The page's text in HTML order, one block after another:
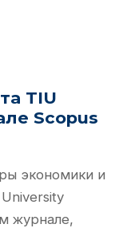
TIU
Scopus
экономики и
журнале,